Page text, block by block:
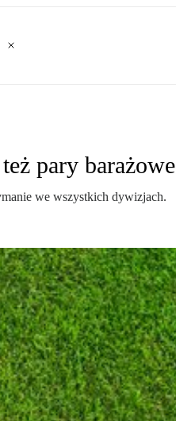
pary barażowe
we wszystkich dywizjach.